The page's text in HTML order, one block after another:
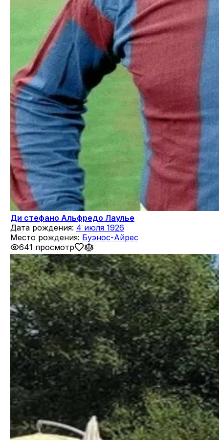
Ди стефано Альфредо Лаулье
Дата рождения: 4 июля 1926
Место рождения: Буэнос-Айрес
641 просмотр